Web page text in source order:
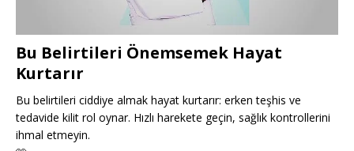
Bu Belirtileri Önemsemek Hayat
Kurtarır
Bu belirtileri ciddiye almak hayat kurtarır: erken teşhis ve
tedavide kilit rol oynar. Hızlı harekete geçin, sağlık kontrollerini
ihmal etmeyin.